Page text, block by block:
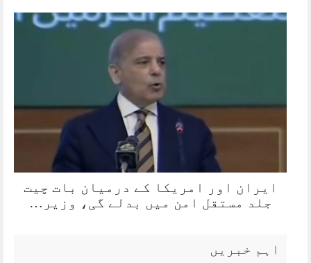
ایران اور امریکا کے درمیان بات چیت
جلد مستقل امن میں بدلے گی، وزیر…
اہم خبریں